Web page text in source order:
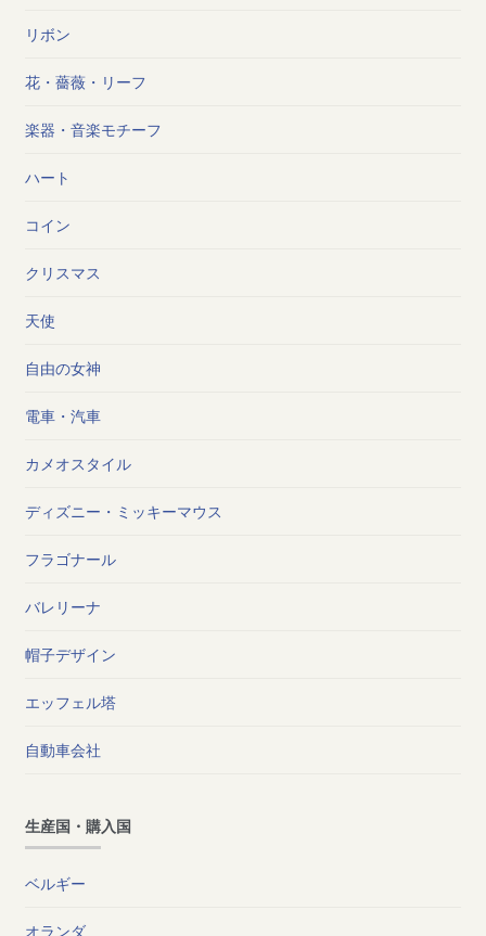
リボン
花・薔薇・リーフ
楽器・音楽モチーフ
ハート
コイン
クリスマス
天使
自由の女神
電車・汽車
カメオスタイル
ディズニー・ミッキーマウス
フラゴナール
バレリーナ
帽子デザイン
エッフェル塔
自動車会社
生産国・購入国
ベルギー
オランダ